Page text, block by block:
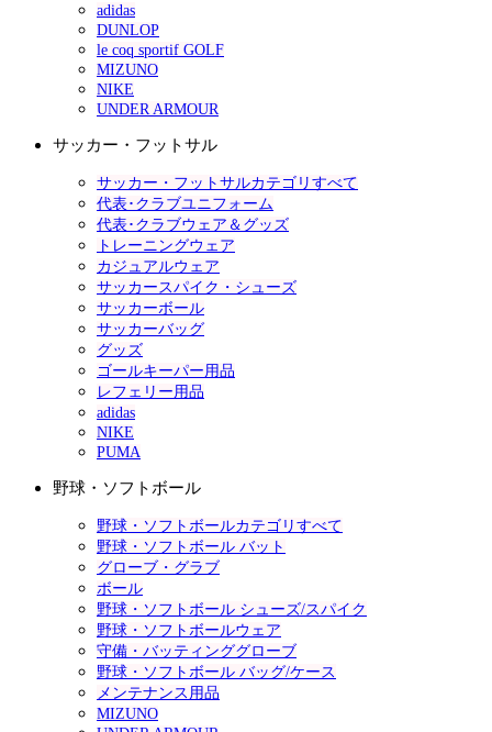
adidas
DUNLOP
le coq sportif GOLF
MIZUNO
NIKE
UNDER ARMOUR
サッカー・フットサル
サッカー・フットサルカテゴリすべて
代表･クラブユニフォーム
代表･クラブウェア＆グッズ
トレーニングウェア
カジュアルウェア
サッカースパイク・シューズ
サッカーボール
サッカーバッグ
グッズ
ゴールキーパー用品
レフェリー用品
adidas
NIKE
PUMA
野球・ソフトボール
野球・ソフトボールカテゴリすべて
野球・ソフトボール バット
グローブ・グラブ
ボール
野球・ソフトボール シューズ/スパイク
野球・ソフトボールウェア
守備・バッティンググローブ
野球・ソフトボール バッグ/ケース
メンテナンス用品
MIZUNO